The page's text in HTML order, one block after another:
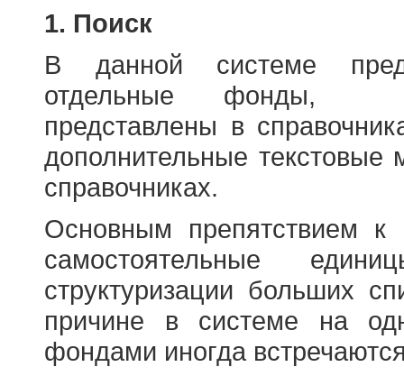
1. Поиск
В данной системе
отдельные фонды,
представлены в
дополнительные
справочниках.
Основным препятствием
самостоятельные
структуризации больших
причине в системе на
фондами иногда